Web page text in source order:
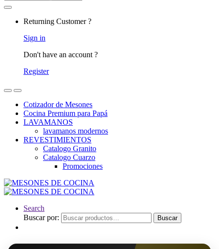
Returning Customer ?
Sign in
Don't have an account ?
Register
Cotizador de Mesones
Cocina Premium para Papá
LAVAMANOS
lavamanos modernos
REVESTIMIENTOS
Catalogo Granito
Catalogo Cuarzo
Promociones
Search
Buscar por:
Buscar